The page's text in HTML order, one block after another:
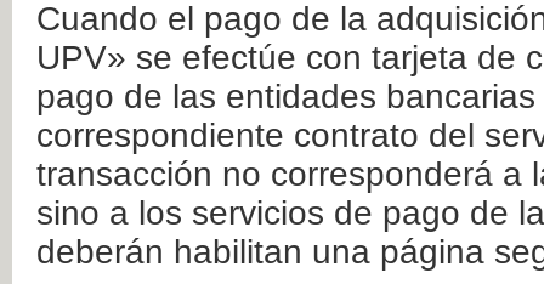
Cuando el pago de la
UPV» se efectúe con tarjeta de
pago de las entidades
correspondiente contrato del
transacción no corresponderá a
sino a los servicios de pago de
deberán habilitan una página